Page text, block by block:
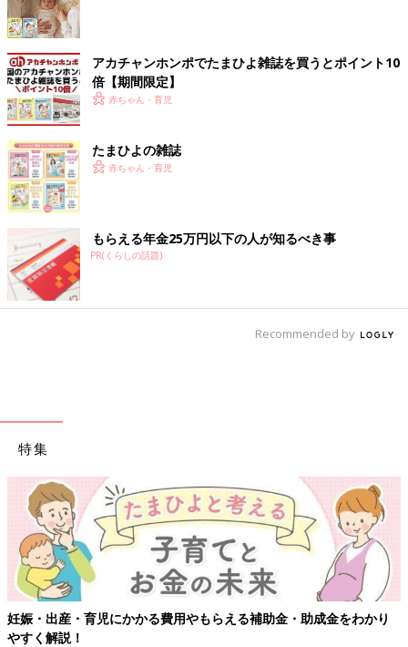
アカチャンホンポでたまひよ雑誌を買うとポイント10
倍【期間限定】
赤ちゃん・育児
たまひよの雑誌
赤ちゃん・育児
もらえる年金25万円以下の人が知るべき事
PR(くらしの話題)
Recommended by
特集
・助成金をわかり 【ワクチン接種できるものも】妊婦の感染症